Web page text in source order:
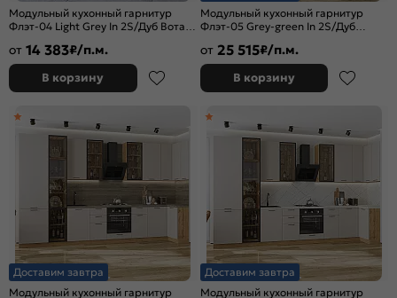
Модульный кухонный гарнитур
Флэт-04 Light Grey In 2S/Дуб Вотан
от 14 383₽/п.м.
В корзину
Модульный кухонный гарнитур
Флэт-05 Grey-green In 2S/Дуб
стекло
от 25 515₽/п.м.
В корзину
Доставим завтра
Модульный кухонный гарнитур
Доставим завтра
Модульный кухонный гарнитур